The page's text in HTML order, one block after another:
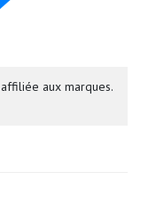
aux marques.